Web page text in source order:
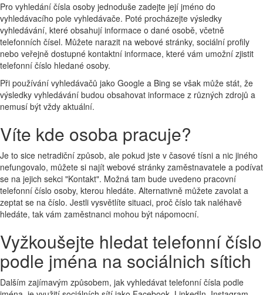
Pro vyhledání čísla osoby jednoduše zadejte její jméno do
vyhledávacího pole vyhledávače. Poté procházejte výsledky
vyhledávání, které obsahují informace o dané osobě, včetně
telefonních čísel. Můžete narazit na webové stránky, sociální profily
nebo veřejně dostupné kontaktní informace, které vám umožní zjistit
telefonní číslo hledané osoby.
Při používání vyhledávačů jako Google a Bing se však může stát, že
výsledky vyhledávání budou obsahovat informace z různých zdrojů a
nemusí být vždy aktuální.
Víte kde osoba pracuje?
Je to sice netradiční způsob, ale pokud jste v časové tísni a nic jiného
nefungovalo, můžete si najít webové stránky zaměstnavatele a podívat
se na jejich sekci "Kontakt". Možná tam bude uvedeno pracovní
telefonní číslo osoby, kterou hledáte. Alternativně můžete zavolat a
zeptat se na číslo. Jestli vysvětlíte situaci, proč číslo tak naléhavě
hledáte, tak vám zaměstnanci mohou být nápomocní.
Vyžkoušejte hledat telefonní číslo
podle jména na sociálnich sítich
Dalším zajímavým způsobem, jak vyhledávat telefonní čísla podle